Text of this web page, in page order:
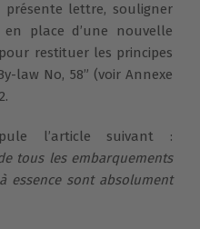
lettre, souligner
place d’une nouvelle
restituer les principes
law No, 58” (voir Annexe
l’article suivant :
tous les embarquements
essence sont absolument